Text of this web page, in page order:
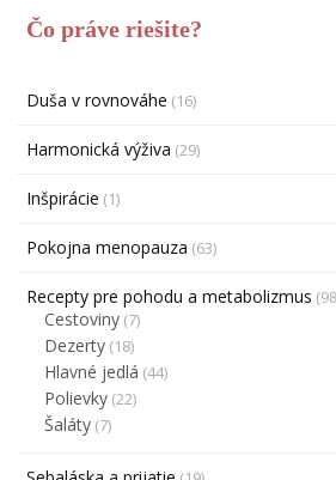
Čo práve riešite?
Duša v rovnováhe (16)
Harmonická výživa (29)
Inšpirácie (1)
Pokojna menopauza (63)
Recepty pre pohodu a metabolizmus
Cestoviny (7)
Dezerty (18)
Hlavné jedlá (44)
Polievky (22)
Šaláty (7)